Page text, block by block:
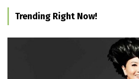
Trending Right Now!